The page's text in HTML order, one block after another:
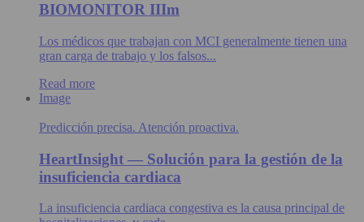
BIOMONITOR IIIm
Los médicos que trabajan con MCI generalmente tienen una
gran carga de trabajo y los falsos...
Read more
Image
Predicción precisa. Atención proactiva.
HeartInsight — Solución para la gestión de la
insuficiencia cardiaca
La insuficiencia cardiaca congestiva es la causa principal de